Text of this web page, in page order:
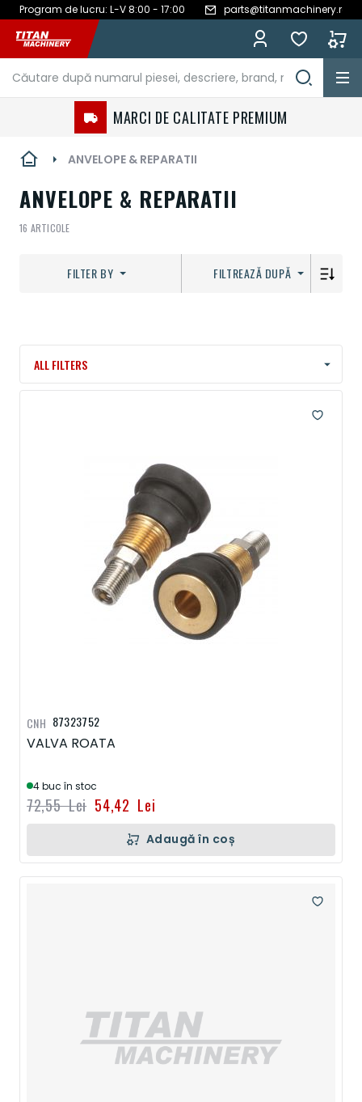
Program de lucru: L-V 8:00 - 17:00 parts@titanmachinery.ro
Mergeți
la
Conținut
MARCI DE CALITATE PREMIUM
ANVELOPE & REPARATII
ANVELOPE & REPARATII
ALL FILTERS
16 ARTICOLE
FILTER BY FILTREAZĂ DUPĂ
87323752
VALVA ROATA
4 buc în stoc
54,42 Lei
72,55 Lei
CNH
Adaugă în coș